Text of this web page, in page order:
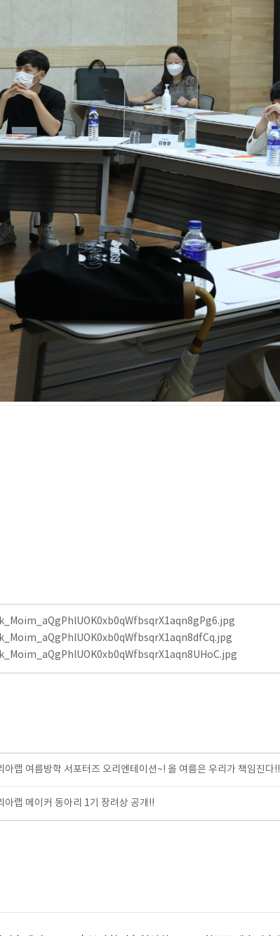
아랩 여름방학 서포터즈 오리엔테이션~! 올 여름은 우리가 책임진다!!
아랩 메이커 동아리 1기 장려상 공개!!